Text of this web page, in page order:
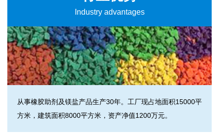
Industry advantages
从事橡胶助剂及镁盐产品生产30年。工厂现占地面积15000平
方米，建筑面积8000平方米，资产净值1200万元。